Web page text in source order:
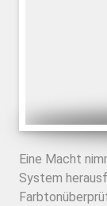
Eine Macht
System